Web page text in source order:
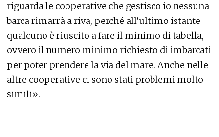
riguarda le cooperative che gestisco io nessuna
barca rimarrà a riva, perché all’ultimo istante
qualcuno è riuscito a fare il minimo di tabella,
ovvero il numero minimo richiesto di imbarcati
per poter prendere la via del mare. Anche nelle
altre cooperative ci sono stati problemi molto
simili».